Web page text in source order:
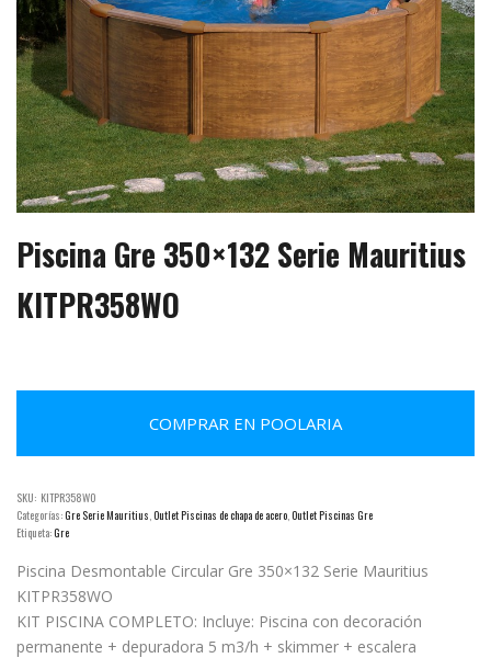
Piscina Gre 350×132 Serie Mauritius
KITPR358WO
Piscina Desmontable Circular Gre 350×132 Serie Mauritius
KITPR358WO
KIT PISCINA COMPLETO: Incluye: Piscina con decoración
permanente + depuradora 5 m3/h + skimmer + escalera
COMPRAR EN POOLARIA
SKU: KITPR358WO
Categorías:Gre Serie Mauritius Outlet Piscinas de chapa de acero Outlet Piscinas Gre
Etiqueta:Gre